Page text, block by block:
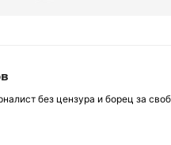
без цензура и борец за